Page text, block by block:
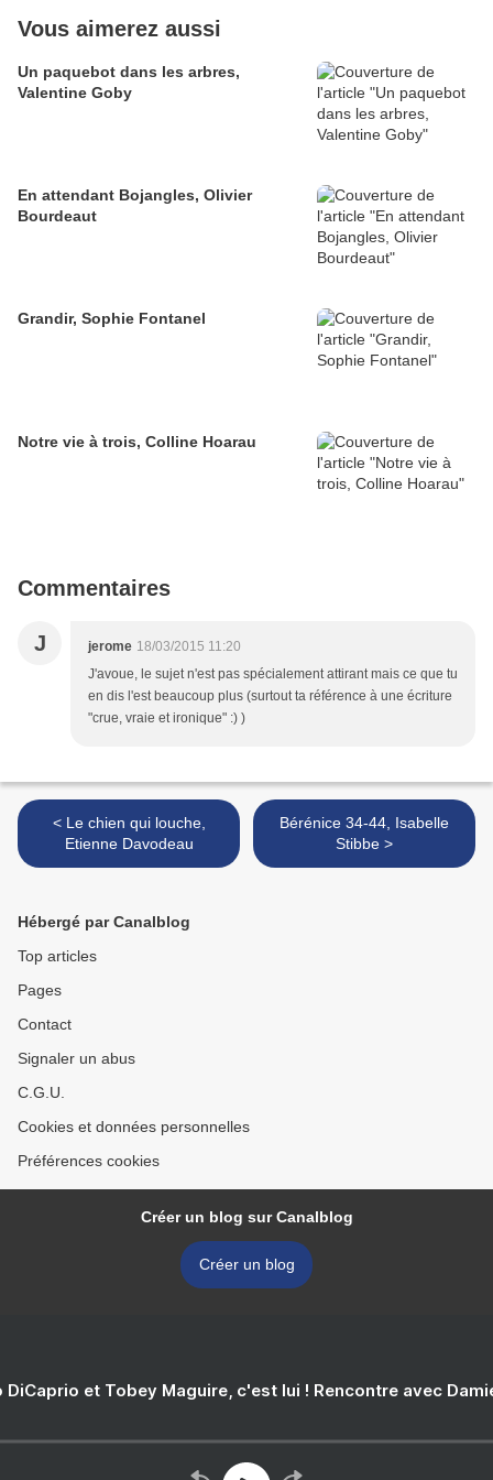
Vous aimerez aussi
Un paquebot dans les arbres,
Valentine Goby
En attendant Bojangles, Olivier
Bourdeaut
Grandir, Sophie Fontanel
Notre vie à trois, Colline Hoarau
Commentaires
J jerome 18/03/2015 11:20
J'avoue, le sujet n'est pas spécialement attirant mais ce que tu
en dis l'est beaucoup plus (surtout ta référence à une écriture
"crue, vraie et ironique" :) )
< Le chien qui louche,
Etienne Davodeau
Bérénice 34-44, Isabelle
Stibbe >
Hébergé par Canalblog
Top articles
Pages
Contact
Signaler un abus
C.G.U.
Cookies et données personnelles
Préférences cookies
Créer un blog sur Canalblog
Créer un blog
DiCaprio et Tobey Maguire, c'est lui ! Rencontre avec